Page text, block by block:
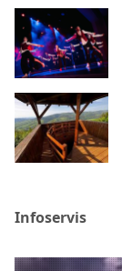
Infoservis